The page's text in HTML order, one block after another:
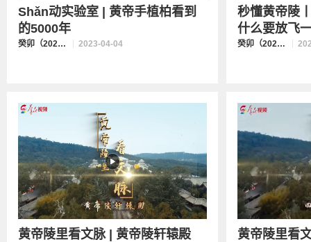
Shǎn动实验室 | 黄帝手植柏看到
的5000年
癸卯（2023）年清明公祭轩辕黄帝 2023-04-04
秒懂黄帝陵
什么要放飞
癸卯（2023）年清明公祭轩辕黄帝
黄帝陵里看文脉 | 黄帝陵轩辕殿 黄帝陵里看